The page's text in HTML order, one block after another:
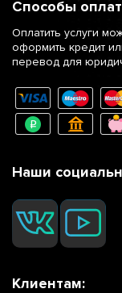
Способы
Оплатить услуги
оформить кредит
перевод для
Наши
Клиентам: